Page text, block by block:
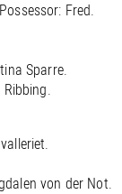
Fred.
Sparre.
von der Not.